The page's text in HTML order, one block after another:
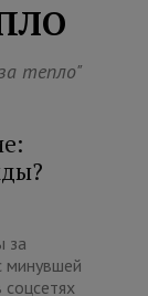
тепло"
за
минувшей